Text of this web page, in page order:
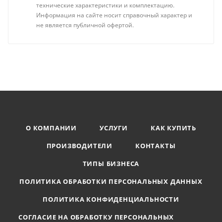
технические характеристики и комплектацию.
Информация на сайте носит справочный характер и
не является публичной офертой.
О КОМПАНИИ УСЛУГИ
КАК КУПИТЬ
ПРОИЗВОДИТЕЛИ
КОНТАКТЫ
ТИПЫ БИЗНЕСА
ПОЛИТИКА ОБРАБОТКИ ПЕРСОНАЛЬНЫХ ДАННЫХ
ПОЛИТИКА КОНФИДЕНЦИАЛЬНОСТИ
СОГЛАСИЕ НА ОБРАБОТКУ ПЕРСОНАЛЬНЫХ